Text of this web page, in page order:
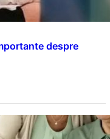
despre